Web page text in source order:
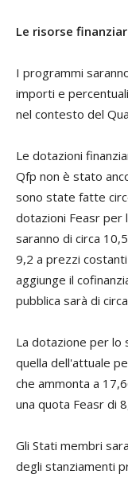
Le risorse
I programmi
importi e
nel contesto del
Le dotazioni
Qfp non è stato
sono state fatte
dotazioni Feasr per
saranno di circa
9,2 a prezzi
aggiunge il
pubblica sarà di
La dotazione per lo
quella dell'attuale
che ammonta a
una quota Feasr di
Gli Stati membri
degli stanziamenti